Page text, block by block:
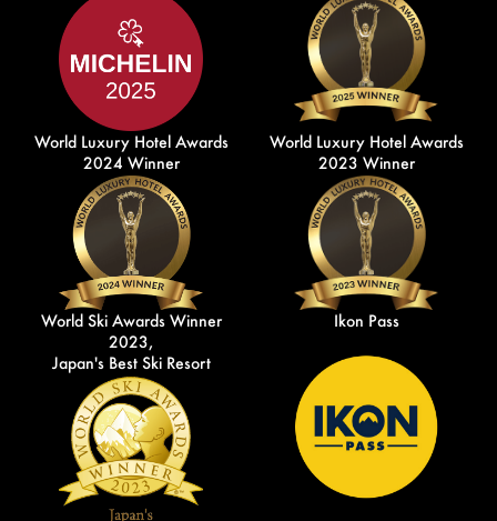
World Luxury Hotel Awards
2024 Winner
World Luxury Hotel Awards
2023 Winner
World Ski Awards Winner
2023,
Japan's Best Ski Resort
Ikon Pass